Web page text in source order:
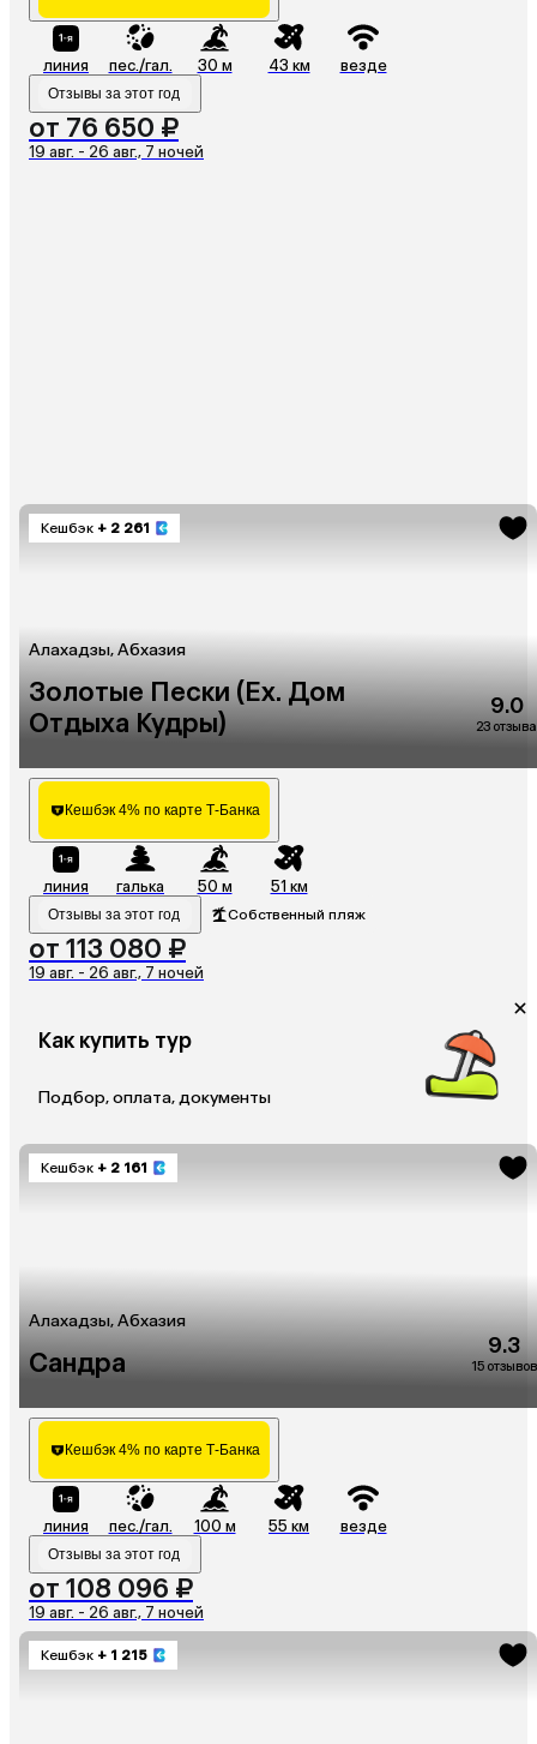
линия пес./гал. 30 м 43 км везде
Отзывы за этот год
от 76 650 ₽
19 авг. - 26 авг., 7 ночей
Кешбэк + 2 261
Алахадзы, Абхазия
Золотые Пески (Ex. Дом
Отдыха Кудры)
9.0
23 отзыва
Кешбэк 4% по карте Т-Банка
линия галька 50 м 51 км
Отзывы за этот год Собственный пляж
от 113 080 ₽
19 авг. - 26 авг., 7 ночей
Как купить тур
Подбор, оплата, документы
Кешбэк + 2 161
Алахадзы, Абхазия
Сандра
9.3
15 отзывов
Кешбэк 4% по карте Т-Банка
линия пес./гал. 100 м 55 км везде
Отзывы за этот год
от 108 096 ₽
19 авг. - 26 авг., 7 ночей
Кешбэк + 1 215